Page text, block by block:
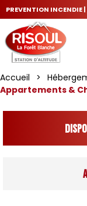
PREVENTION INCENDIE |
Accueil >
Appartements &